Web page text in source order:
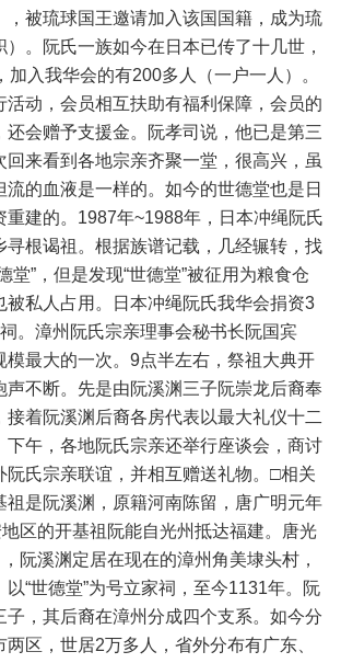
，被琉球国王邀请加入该国国籍，成为琉
。阮氏一族如今在日本已传了十几世，
加入我华会的有200多人（一户一人）。
活动，会员相互扶助有福利保障，会员的
还会赠予支援金。阮孝司说，他已是第三
回来看到各地宗亲齐聚一堂，很高兴，虽
流的血液是一样的。如今的世德堂也是日
重建的。1987年~1988年，日本冲绳阮氏
寻根谒祖。根据族谱记载，几经辗转，找
堂”，但是发现“世德堂”被征用为粮食仓
被私人占用。日本冲绳阮氏我华会捐资3
。漳州阮氏宗亲理事会秘书长阮国宾
模最大的一次。9点半左右，祭祖大典开
声不断。先是由阮溪渊三子阮崇龙后裔奉
接着阮溪渊后裔各房代表以最大礼仪十二
下午，各地阮氏宗亲还举行座谈会，商讨
阮氏宗亲联谊，并相互赠送礼物。□相关
祖是阮溪渊，原籍河南陈留，唐广明元年
地区的开基祖阮能自光州抵达福建。唐光
阮溪渊定居在现在的漳州角美埭头村，
“世德堂”为号立家祠，至今1131年。阮
子，其后裔在漳州分成四个支系。如今分
两区，世居2万多人，省外分布有广东、